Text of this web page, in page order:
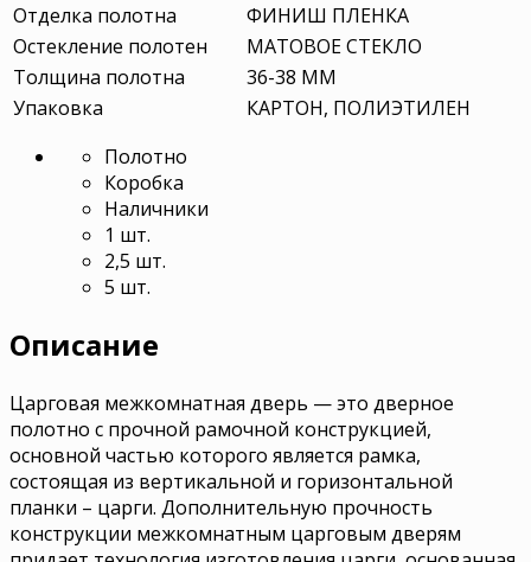
Отделка полотна
ФИНИШ ПЛЕНКА
Остекление полотен
МАТОВОЕ СТЕКЛО
Толщина полотна
36-38 ММ
Упаковка
КАРТОН, ПОЛИЭТИЛЕН
Полотно
Коробка
Наличники
1 шт.
2,5 шт.
5 шт.
Описание
Царговая межкомнатная дверь — это дверное
полотно с прочной рамочной конструкцией,
основной частью которого является рамка,
состоящая из вертикальной и горизонтальной
планки – царги. Дополнительную прочность
конструкции межкомнатным царговым дверям